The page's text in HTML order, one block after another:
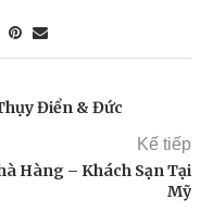
Điển & Đức
Kế tiếp
Hàng – Khách Sạn Tại
Mỹ